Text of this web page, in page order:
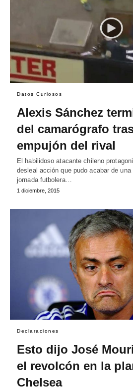
Datos Curiosos
Alexis Sánchez
del camarógrafo
empujón del rival
El habilidoso atacante chileno
desleal acción que pudo acabar de
jornada futbolera…
1 diciembre, 2015
Declaraciones
Esto dijo José
el revolcón en la
Chelsea